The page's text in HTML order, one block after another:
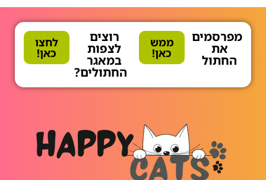
מפרסמים
את
החתול
ממש
כאן!
רוצים
לצפות
במאגר
החתולים?
לחצו
כאן!